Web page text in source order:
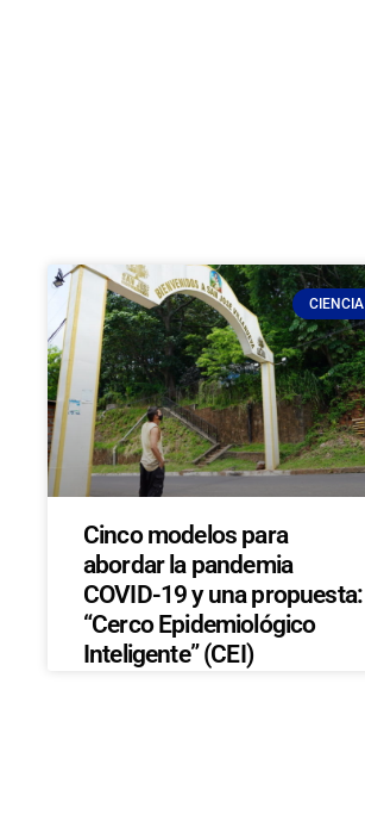
CIENCIA
Cinco modelos para
abordar la pandemia
COVID-19 y una propuesta:
“Cerco Epidemiológico
Inteligente” (CEI)